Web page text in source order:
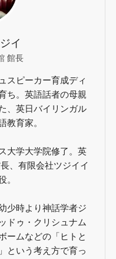
イ
館長
スピーカー育成ディ
ち。英語話者の母親
、英日バイリンガル
教育家。
大学大学院修了。英
、有限会社ツジイイ
。
少時より神話学者ジ
ドゥ・クリシュナム
ームなどの「ヒトと
という考え方で育っ